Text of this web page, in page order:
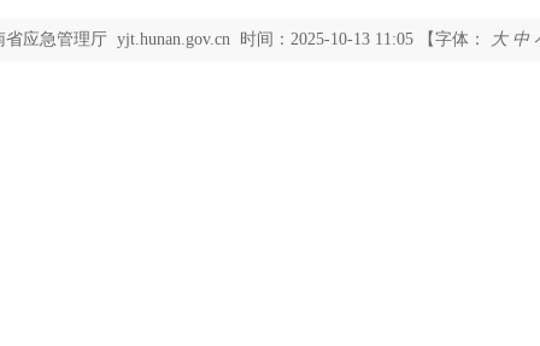
省应急管理厅 yjt.hunan.gov.cn 时间：2025-10-13 11:05 【字体： 大 中